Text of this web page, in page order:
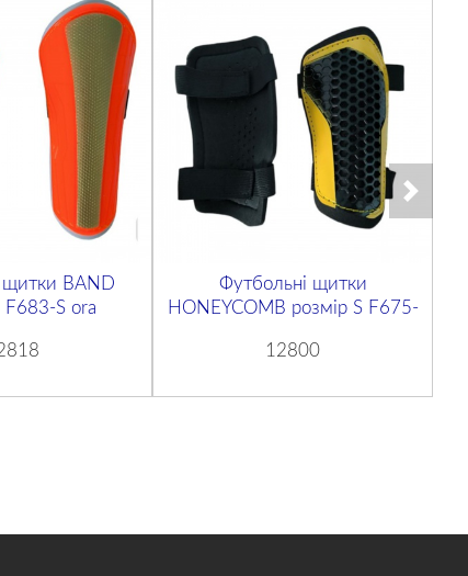
щитки BAND
F683-S ora
Футбольні щитки
HONEYCOMB розмір S F675-
12800